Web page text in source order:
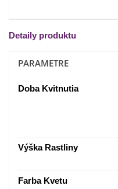
Detaily produktu
PARAMETRE
Doba Kvitnutia
Výška Rastliny
Farba Kvetu